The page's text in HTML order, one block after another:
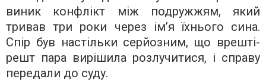
виник конфлікт між подружжям, який
тривав три роки через ім’я їхнього сина.
Спір був настільки серйозним, що врешті-
решт пара вирішила розлучитися, і справу
передали до суду.